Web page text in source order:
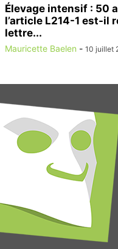
Élevage intensif : 50
l’article L214-1 est-il
lettre...
Mauricette Baelen - 10 juillet